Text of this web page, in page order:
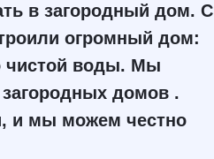
в загородный дом. С
огромный дом:
чистой воды. Мы
домов .
и мы можем честно